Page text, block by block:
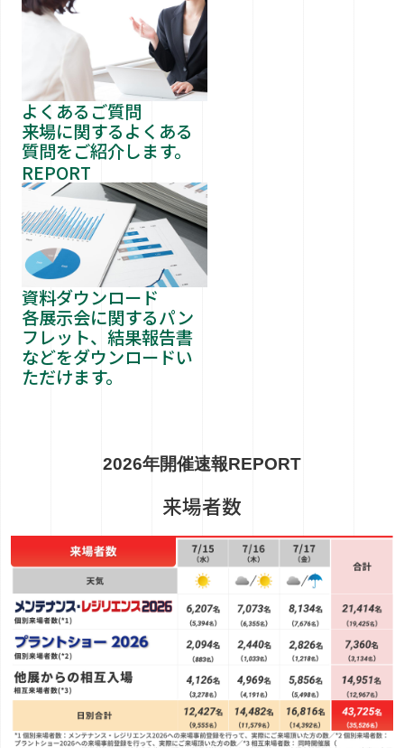
よくあるご質問
来場に関するよくある
質問をご紹介します。
REPORT
資料ダウンロード
各展示会に関するパン
フレット、結果報告書
などをダウンロードい
ただけます。
2026年開催速報REPORT
来場者数